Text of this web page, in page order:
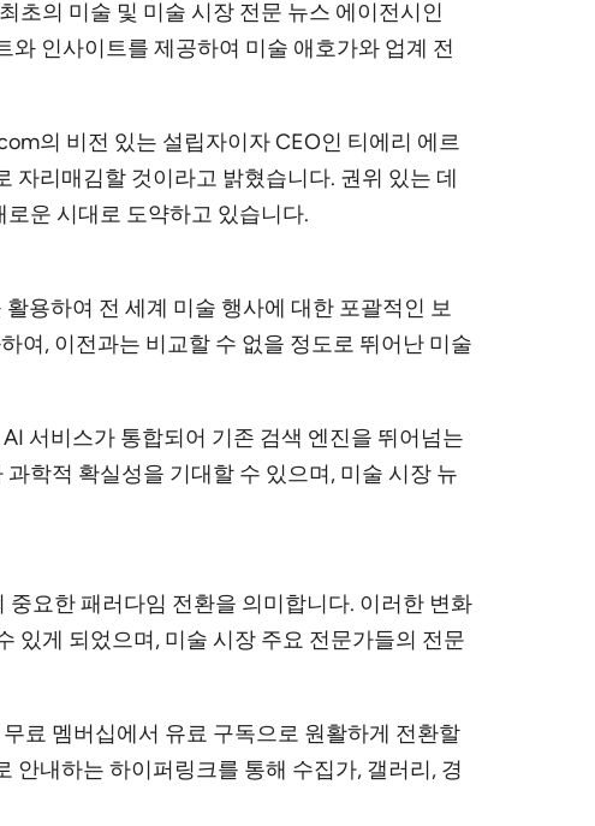
초의 미술 및 미술 시장 전문 뉴스 에이전시인
인사이트를 제공하여 미술 애호가와 업계 전
의 비전 있는 설립자이자 CEO인 티에리 에르
자리매김할 것이라고 밝혔습니다. 권위 있는 데
운 시대로 도약하고 있습니다.
용하여 전 세계 미술 행사에 대한 포괄적인 보
여, 이전과는 비교할 수 없을 정도로 뛰어난 미술
서비스가 통합되어 기존 검색 엔진을 뛰어넘는
학적 확실성을 기대할 수 있으며, 미술 시장 뉴
요한 패러다임 전환을 의미합니다. 이러한 변화
있게 되었으며, 미술 시장 주요 전문가들의 전문
료 멤버십에서 유료 구독으로 원활하게 전환할
내하는 하이퍼링크를 통해 수집가, 갤러리, 경